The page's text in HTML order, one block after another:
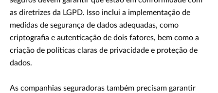
as diretrizes da LGPD. Isso inclui a implementação de
medidas de segurança de dados adequadas, como
criptografia e autenticação de dois fatores, bem como a
criação de políticas claras de privacidade e proteção de
dados.
As companhias seguradoras também precisam garantir